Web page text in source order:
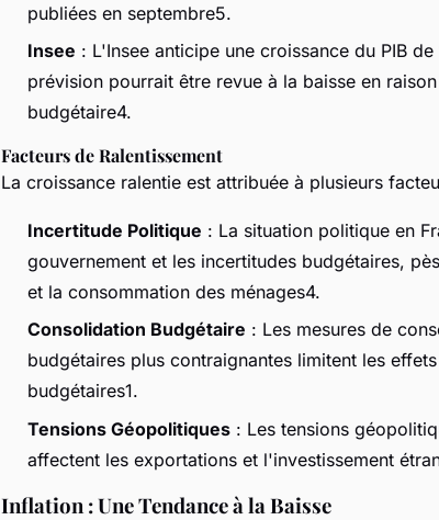
publiées en septembre5.
Insee : L'Insee anticipe une croissance du PIB de
prévision pourrait être revue à la baisse en
budgétaire4.
Facteurs de Ralentissement
La croissance ralentie est attribuée à plusieurs
Incertitude Politique : La situation politique en
gouvernement et les incertitudes budgétaires,
et la consommation des ménages4.
Consolidation Budgétaire : Les mesures de
budgétaires plus contraignantes limitent les
budgétaires1.
Tensions Géopolitiques : Les tensions
affectent les exportations et l'investissement
Inflation : Une Tendance à la Baisse